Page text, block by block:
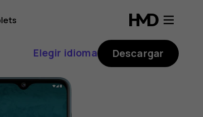
Elegir idioma Descargar